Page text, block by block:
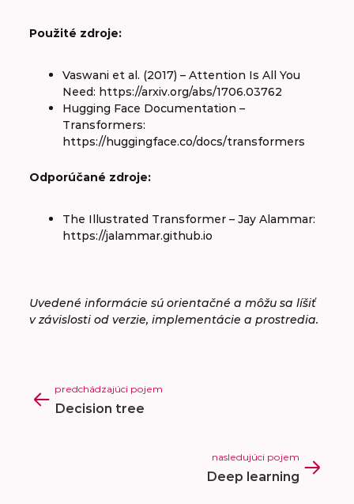
Použité zdroje:
Vaswani et al. (2017) – Attention Is All You
Need: https://arxiv.org/abs/1706.03762
Hugging Face Documentation –
Transformers:
https://huggingface.co/docs/transformers
Odporúčané zdroje:
The Illustrated Transformer – Jay Alammar:
https://jalammar.github.io
Uvedené informácie sú orientačné a môžu sa líšiť
v závislosti od verzie, implementácie a prostredia.
predchádzajúci pojem
Decision tree
nasledujúci pojem
Deep learning